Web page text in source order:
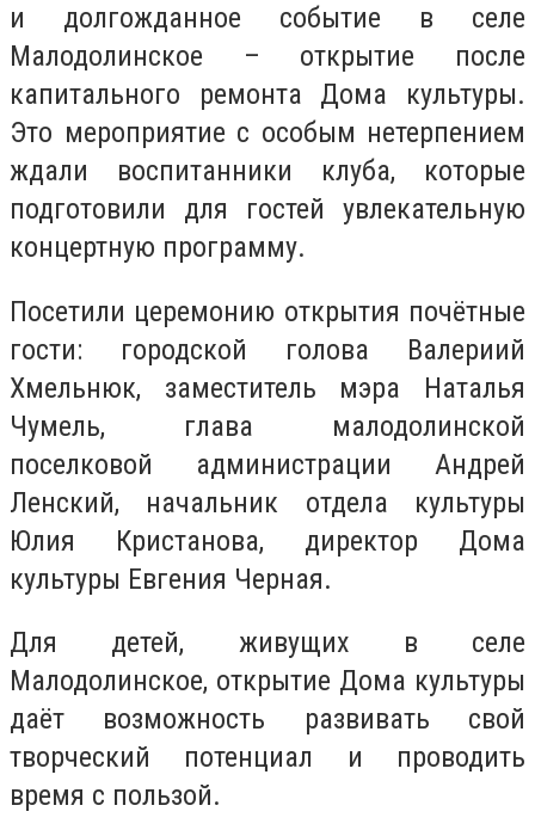
и долгожданное событие в селе
Малодолинское – открытие после
капитального ремонта Дома культуры.
Это мероприятие с особым нетерпением
ждали воспитанники клуба, которые
подготовили для гостей увлекательную
концертную программу.
Посетили церемонию открытия почётные
гости: городской голова Валериий
Хмельнюк, заместитель мэра Наталья
Чумель, глава малодолинской
поселковой администрации Андрей
Ленский, начальник отдела культуры
Юлия Кристанова, директор Дома
культуры Евгения Черная.
Для детей, живущих в селе
Малодолинское, открытие Дома культуры
даёт возможность развивать свой
творческий потенциал и проводить
время с пользой.